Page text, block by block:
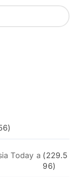
Today a (229.5
96)